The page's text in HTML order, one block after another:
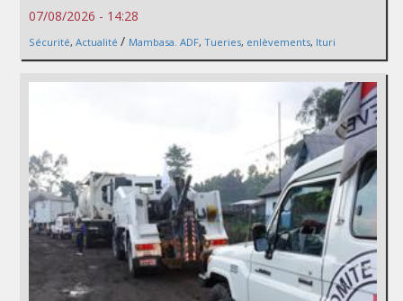
07/08/2026 - 14:28
Sécurité, Actualité / Mambasa. ADF, Tueries, enlèvements, Ituri